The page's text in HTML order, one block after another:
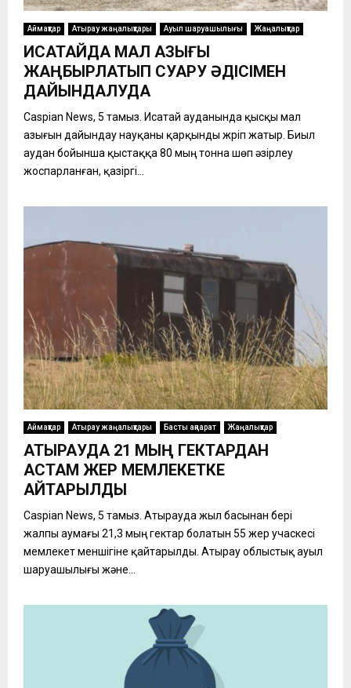
Аймақтар Атырау жаңалықтары Ауыл шаруашылығы Жаңалықтар
ИСАТАЙДА МАЛ АЗЫҒЫ
ЖАҢБЫРЛАТЫП СУАРУ ӘДІСІМЕН
ДАЙЫНДАЛУДА
Caspian News, 5 тамыз. Исатай ауданында қысқы мал
азығын дайындау науқаны қарқынды жүріп жатыр. Биыл
аудан бойынша қыстаққа 80 мың тонна шөп әзірлеу
жоспарланған, қазіргі...
Аймақтар Атырау жаңалықтары Басты ақпарат Жаңалықтар
АТЫРАУДА 21 МЫҢ ГЕКТАРДАН
АСТАМ ЖЕР МЕМЛЕКЕТКЕ
ҚАЙТАРЫЛДЫ
Caspian News, 5 тамыз. Атырауда жыл басынан бері
жалпы аумағы 21,3 мың гектар болатын 55 жер учаскесі
мемлекет меншігіне қайтарылды. Атырау облыстық ауыл
шаруашылығы және...